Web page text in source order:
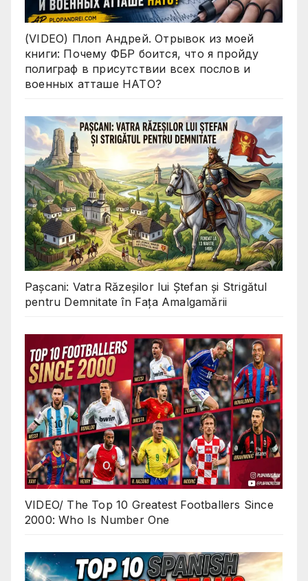
(VIDEO) Плоп Андрей. Отрывок из моей
книги: Почему ФБР боится, что я пройду
полиграф в присутствии всех послов и
военных атташе НАТО?
Pașcani: Vatra Răzeșilor lui Ștefan și Strigătul
pentru Demnitate în Fața Amalgamării
VIDEO/ The Top 10 Greatest Footballers Since
2000: Who Is Number One